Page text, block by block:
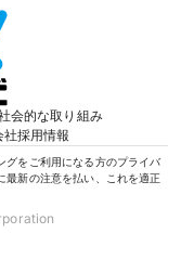
会的な取り組み
社採用情報
グをご利用になる方のプライバ
最新の注意を払い、これを適正